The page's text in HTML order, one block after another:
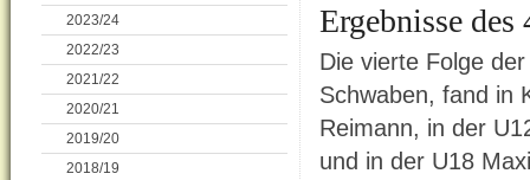
2023/24
2022/23
2021/22
2020/21
2019/20
2018/19
Ergebnisse
Die vierte Folge
Schwaben, fand in
Reimann, in der
und in der U18